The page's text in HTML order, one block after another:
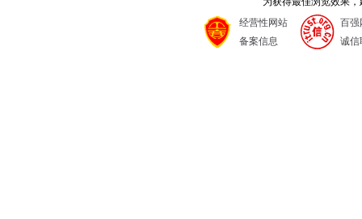
经营性网站
备案信息
百强
诚信